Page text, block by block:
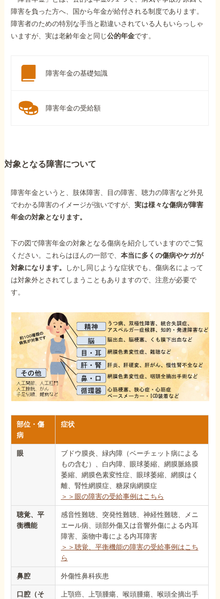
障害を負った方へ、国から年金が給付される制度であります。
障害者のための特別な手当と勘違いされている人もいらっしゃ
いますが、実は老齢年金と同じ公的年金です。
障害年金の基礎知識
障害年金の受給額
対象となる障害について
障害年金というと、肢体障害、目の障害、聴力の障害など外見
でわかる障害のイメージが強いですが、実は様々な傷病が障害
年金の対象となります。
下の図で障害年金の対象となる傷病を紹介していますのでご覧
ください。これらはほんの一部で、本当に多くの傷病やケガが
対象になります。
しかし同じような症状でも、傷病名によって
は対象外とされてしまうこともありますので、注意が必要で
す。
部位・傷
病
症状
眼
ブドウ膜炎、緑内障（ベーチェット病による
もの含む）、白内障、眼球萎縮、網膜脈絡膜
萎縮、網膜色素変性症、眼球萎縮、網膜はく
離、腎性網膜症、糖尿病網膜症
＞＞眼の障害の受給事例はこちら
聴覚、平
衡機能
感音性難聴、突発性難聴、神経性難聴、メニ
エール病、頭部外傷又は音響外傷による内耳
障害、薬物中毒による内耳障害
＞＞聴覚、平衡機能の障害の受給事例はこち
ら
鼻腔 外傷性鼻科疾患
口腔（そ
上顎癌、上顎腫瘍、喉頭腫瘍、喉頭全摘出手